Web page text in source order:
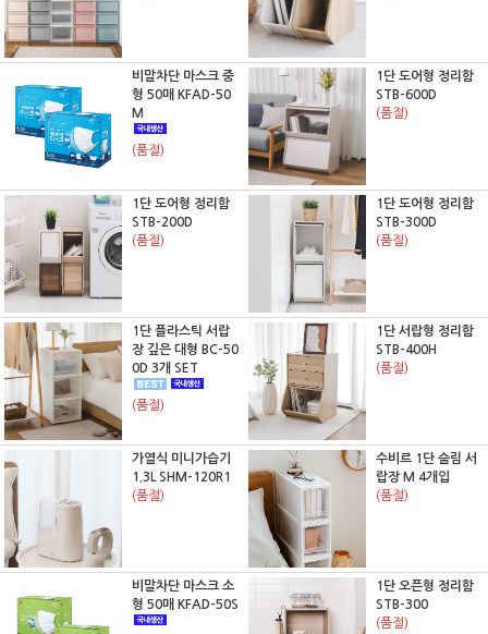
비말차단 마스크 중
형 50매 KFAD-50
M
(품절)
1단 도어형 정리함
STB-600D
(품절)
1단 도어형 정리함
STB-200D
(품절)
1단 도어형 정리함
STB-300D
(품절)
1단 플라스틱 서랍
장 깊은 대형 BC-50
0D 3개 SET
(품절)
1단 서랍형 정리함
STB-400H
(품절)
가열식 미니가습기
1.3L SHM-120R1
(품절)
수비르 1단 슬림 서
랍장 M 4개입
(품절)
비말차단 마스크 소
형 50매 KFAD-50S
1단 오픈형 정리함
STB-300
(품절)